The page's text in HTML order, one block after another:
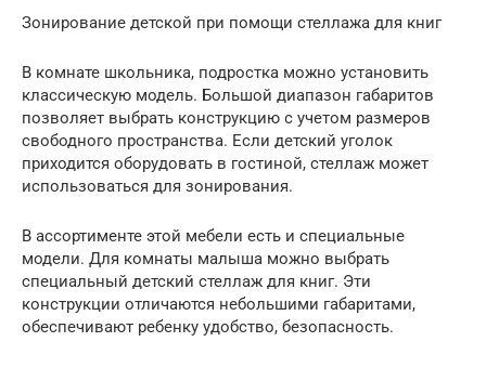
Зонирование детской при помощи стеллажа для книг
В комнате школьника, подростка можно установить
классическую модель. Большой диапазон габаритов
позволяет выбрать конструкцию с учетом размеров
свободного пространства. Если детский уголок
приходится оборудовать в гостиной, стеллаж может
использоваться для зонирования.
В ассортименте этой мебели есть и специальные
модели. Для комнаты малыша можно выбрать
специальный детский стеллаж для книг. Эти
конструкции отличаются небольшими габаритами,
обеспечивают ребенку удобство, безопасность.